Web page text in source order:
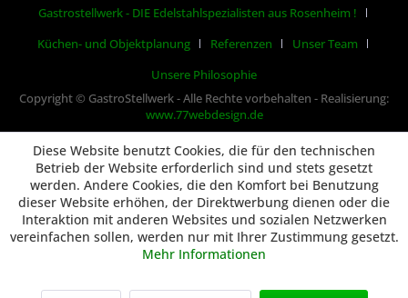
Gastrostellwerk - DIE Edelstahlspezialisten aus Rosenheim !
Küchen- und Objektplanung
Referenzen
Unser Team
Unsere Philosophie
Copyright © GastroStellwerk - Alle Rechte vorbehalten - Realisierung:
www.77webdesign.de
Diese Website benutzt Cookies, die für den technischen
Betrieb der Website erforderlich sind und stets gesetzt
werden. Andere Cookies, die den Komfort bei Benutzung
dieser Website erhöhen, der Direktwerbung dienen oder die
Interaktion mit anderen Websites und sozialen Netzwerken
vereinfachen sollen, werden nur mit Ihrer Zustimmung gesetzt.
Mehr Informationen